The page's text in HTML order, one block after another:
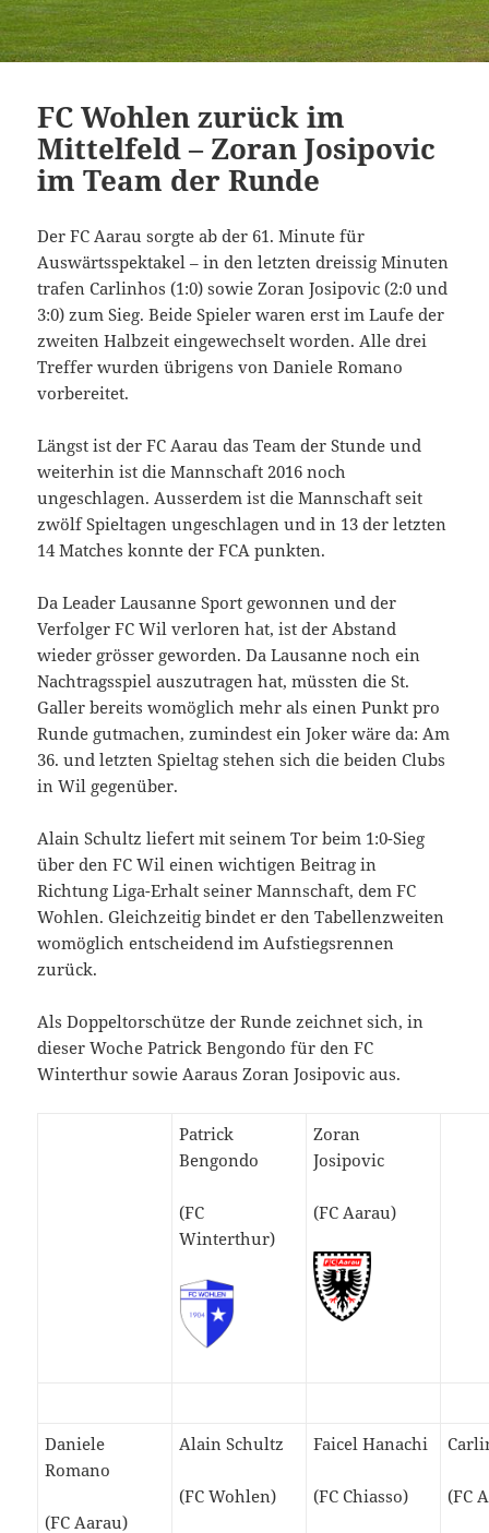
FC Wohlen zurück im
Mittelfeld – Zoran Josipovic
im Team der Runde
Der FC Aarau sorgte ab der 61. Minute für
Auswärtsspektakel – in den letzten dreissig Minuten
trafen Carlinhos (1:0) sowie Zoran Josipovic (2:0 und
3:0) zum Sieg. Beide Spieler waren erst im Laufe der
zweiten Halbzeit eingewechselt worden. Alle drei
Treffer wurden übrigens von Daniele Romano
vorbereitet.
Längst ist der FC Aarau das Team der Stunde und
weiterhin ist die Mannschaft 2016 noch
ungeschlagen. Ausserdem ist die Mannschaft seit
zwölf Spieltagen ungeschlagen und in 13 der letzten
14 Matches konnte der FCA punkten.
Da Leader Lausanne Sport gewonnen und der
Verfolger FC Wil verloren hat, ist der Abstand
wieder grösser geworden. Da Lausanne noch ein
Nachtragsspiel auszutragen hat, müssten die St.
Galler bereits womöglich mehr als einen Punkt pro
Runde gutmachen, zumindest ein Joker wäre da: Am
36. und letzten Spieltag stehen sich die beiden Clubs
in Wil gegenüber.
Alain Schultz liefert mit seinem Tor beim 1:0-Sieg
über den FC Wil einen wichtigen Beitrag in
Richtung Liga-Erhalt seiner Mannschaft, dem FC
Wohlen. Gleichzeitig bindet er den Tabellenzweiten
womöglich entscheidend im Aufstiegsrennen
zurück.
Als Doppeltorschütze der Runde zeichnet sich, in
dieser Woche Patrick Bengondo für den FC
Winterthur sowie Aaraus Zoran Josipovic aus.
Patrick
Bengondo
(FC
Winterthur)
Zoran
Josipovic
(FC Aarau)
Daniele
Romano
(FC Aarau)
Alain Schultz
(FC Wohlen)
Faicel Hanachi
(FC Chiasso) (FC